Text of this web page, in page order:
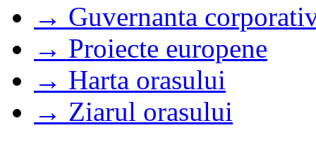
→ Guvernanta
→ Proiecte europene
→ Harta orasului
→ Ziarul orasului